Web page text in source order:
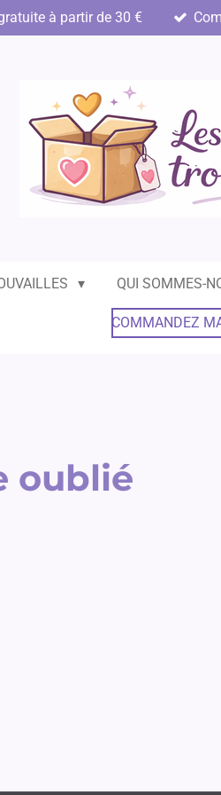
à partir de 30 €
QUI SOMMES-
COMMANDEZ
oublié